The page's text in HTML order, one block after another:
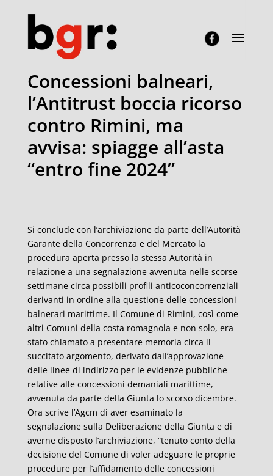
Concessioni balneari,
l’Antitrust boccia ricorso
contro Rimini, ma
avvisa: spiagge all’asta
“entro fine 2024”
Si conclude con l’archiviazione da parte dell’Autorità
Garante della Concorrenza e del Mercato la
procedura aperta presso la stessa Autorità in
relazione a una segnalazione avvenuta nelle scorse
settimane circa possibili profili anticoconcorrenziali
derivanti in ordine alla questione delle concessioni
balnerari marittime. Il Comune di Rimini, così come
altri Comuni della costa romagnola e non solo, era
stato chiamato a presentare memoria circa il
succitato argomento, derivato dall’approvazione
delle linee di indirizzo per le evidenze pubbliche
relative alle concessioni demaniali marittime,
avvenuta da parte della Giunta lo scorso dicembre.
Ora scrive l’Agcm di aver esaminato la
segnalazione sulla Deliberazione della Giunta e di
averne disposto l’archiviazione, “tenuto conto della
decisione del Comune di voler adeguare le proprie
procedure per l’affidamento delle concessioni